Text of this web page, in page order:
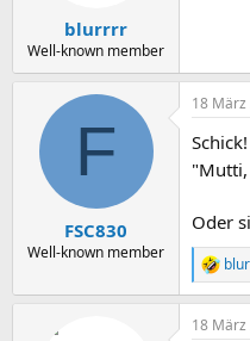
blurrrr
Well-known member
F
FSC830
Well-known member
18
Schick!
"Mutti,
Oder
R
e
a
k
18